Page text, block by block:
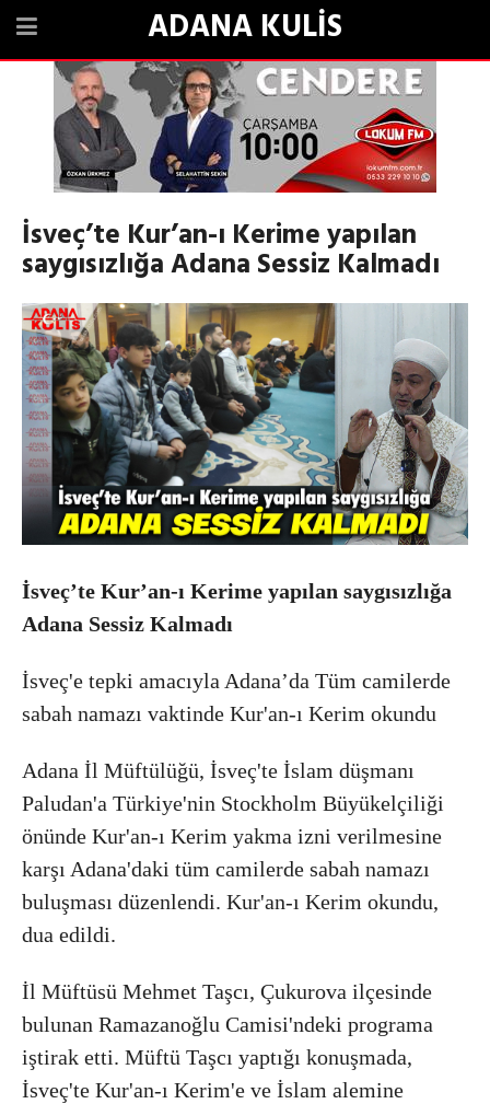
ADANA KULİS
İsveç’te Kur’an-ı Kerime yapılan
saygısızlığa Adana Sessiz Kalmadı
İsveç’te Kur’an-ı Kerime yapılan saygısızlığa
Adana Sessiz Kalmadı
İsveç'e tepki amacıyla Adana’da Tüm camilerde
sabah namazı vaktinde Kur'an-ı Kerim okundu
Adana İl Müftülüğü, İsveç'te İslam düşmanı
Paludan'a Türkiye'nin Stockholm Büyükelçiliği
önünde Kur'an-ı Kerim yakma izni verilmesine
karşı Adana'daki tüm camilerde sabah namazı
buluşması düzenlendi. Kur'an-ı Kerim okundu,
dua edildi.
İl Müftüsü Mehmet Taşcı, Çukurova ilçesinde
bulunan Ramazanoğlu Camisi'ndeki programa
iştirak etti. Müftü Taşcı yaptığı konuşmada,
İsveç'te Kur'an-ı Kerim'e ve İslam alemine